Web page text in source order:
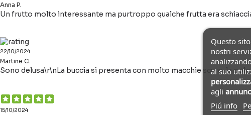
Anna P.
Un frutto molto interessante ma purtroppo qualche frutta era
22/10/2024
Martine C.
Sono delusa\r\nLa buccia si presenta con molto macchie scure, la
15/10/2024
Questo
nostri
al suo
agli
Piú info